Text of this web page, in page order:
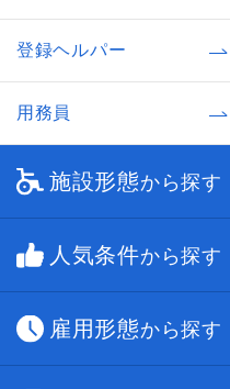
登録ヘルパー
用務員
施設形態から探す
人気条件から探す
雇用形態から探す